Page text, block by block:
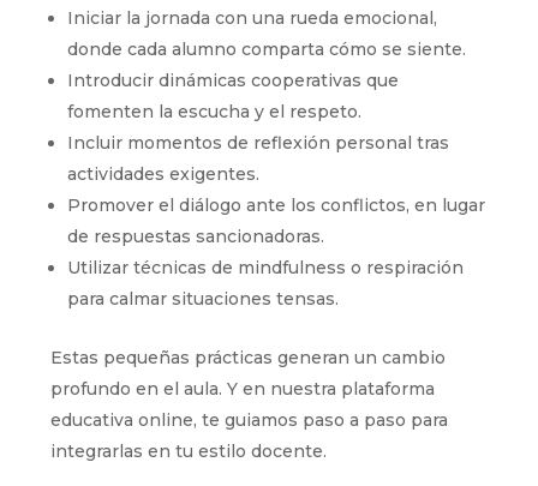
Iniciar la jornada con una rueda emocional,
donde cada alumno comparta cómo se siente.
Introducir dinámicas cooperativas que
fomenten la escucha y el respeto.
Incluir momentos de reflexión personal tras
actividades exigentes.
Promover el diálogo ante los conflictos, en lugar
de respuestas sancionadoras.
Utilizar técnicas de mindfulness o respiración
para calmar situaciones tensas.
Estas pequeñas prácticas generan un cambio
profundo en el aula. Y en nuestra plataforma
educativa online, te guiamos paso a paso para
integrarlas en tu estilo docente.